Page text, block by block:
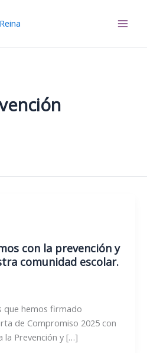
con la prevención y
comunidad escolar.
que hemos firmado
de Compromiso 2025 con
la Prevención y […]